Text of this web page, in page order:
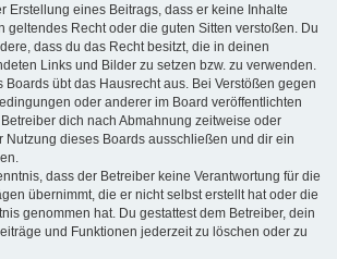
Erstellung eines Beitrags, dass er keine Inhalte
geltendes Recht oder die guten Sitten verstoßen. Du
dass du das Recht besitzt, die in deinen
Links und Bilder zu setzen bzw. zu verwenden.
Boards übt das Hausrecht aus. Bei Verstößen gegen
oder anderer im Board veröffentlichten
dich nach Abmahnung zeitweise oder
Nutzung dieses Boards ausschließen und dir ein
dass der Betreiber keine Verantwortung für die
übernimmt, die er nicht selbst erstellt hat oder die
genommen hat. Du gestattest dem Betreiber, dein
und Funktionen jederzeit zu löschen oder zu